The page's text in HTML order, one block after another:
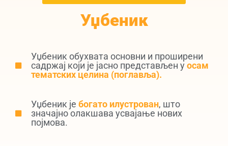
Уџбеник
Уџбеник обухвата основни и проширени
садржај који је јасно представљен у осам
тематских целина (поглавља).
Уџбеник је богато илустрован, што
значајно олакшава усвајање нових
појмова.